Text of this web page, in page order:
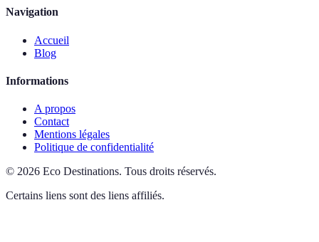
Navigation
Accueil
Blog
Informations
A propos
Contact
Mentions légales
Politique de confidentialité
© 2026 Eco Destinations. Tous droits réservés.
Certains liens sont des liens affiliés.